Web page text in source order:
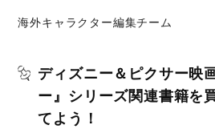
海外キャラクター編集チーム
ディズニー＆ピクサー映
ー』シリーズ関連書籍を
てよう！